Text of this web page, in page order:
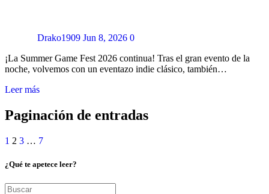
Drako1909 Jun 8, 2026 0
¡La Summer Game Fest 2026 continua! Tras el gran evento de la
noche, volvemos con un eventazo indie clásico, también…
Leer más
Paginación de entradas
1 2 3 … 7
¿Qué te apetece leer?